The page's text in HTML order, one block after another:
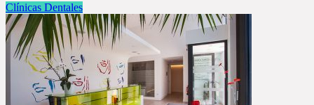
Clínicas Dentales